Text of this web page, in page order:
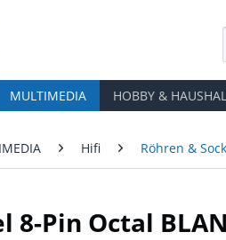
MULTIMEDIA HOBBY &
Hifi Röhren &
8-Pin Octal